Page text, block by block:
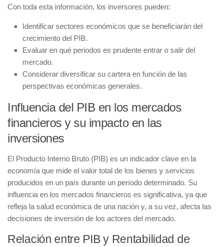
Con toda esta información, los inversores pueden:
Identificar sectores económicos que se beneficiarán del
crecimiento del PIB.
Evaluar en qué periodos es prudente entrar o salir del
mercado.
Considerar diversificar su cartera en función de las
perspectivas económicas generales.
Influencia del PIB en los mercados
financieros y su impacto en las
inversiones
El Producto Interno Bruto (PIB) es un indicador clave en la
economía que mide el valor total de los bienes y servicios
producidos en un país durante un período determinado. Su
influencia en los mercados financieros es significativa, ya que
refleja la salud económica de una nación y, a su vez, afecta las
decisiones de inversión de los actores del mercado.
Relación entre PIB y Rentabilidad de